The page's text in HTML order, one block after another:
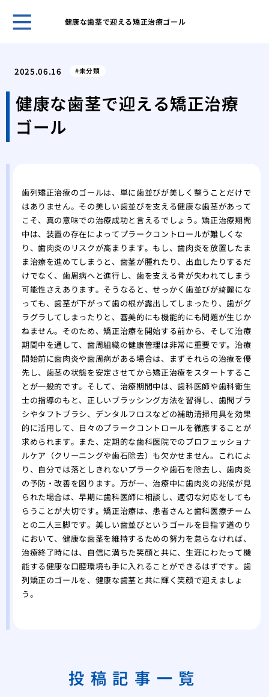
健康な歯茎で迎える矯正治療ゴール
美
の詳
2025.06.16 未分類
健康な歯茎で迎える矯正治療
ゴール
歯列矯正治療のゴールは、単に歯並びが美しく整うことだけで
はありません。その美しい歯並びを支える健康な歯茎があって
こそ、真の意味での治療成功と言えるでしょう。矯正治療期間
中は、装置の存在によってプラークコントロールが難しくな
り、歯肉炎のリスクが高まります。もし、歯肉炎を放置したま
ま治療を進めてしまうと、歯茎が腫れたり、出血したりするだ
けでなく、歯周病へと進行し、歯を支える骨が失われてしまう
可能性さえあります。そうなると、せっかく歯並びが綺麗にな
っても、歯茎が下がって歯の根が露出してしまったり、歯がグ
ラグラしてしまったりと、審美的にも機能的にも問題が生じか
ねません。そのため、矯正治療を開始する前から、そして治療
期間中を通して、歯周組織の健康管理は非常に重要です。治療
開始前に歯肉炎や歯周病がある場合は、まずそれらの治療を優
先し、歯茎の状態を安定させてから矯正治療をスタートするこ
とが一般的です。そして、治療期間中は、歯科医師や歯科衛生
士の指導のもと、正しいブラッシング方法を習得し、歯間ブラ
シやタフトブラシ、デンタルフロスなどの補助清掃用具を効果
的に活用して、日々のプラークコントロールを徹底することが
求められます。また、定期的な歯科医院でのプロフェッショナ
ルケア（クリーニングや歯石除去）も欠かせません。これによ
り、自分では落としきれないプラークや歯石を除去し、歯肉炎
の予防・改善を図ります。万が一、治療中に歯肉炎の兆候が見
られた場合は、早期に歯科医師に相談し、適切な対応をしても
らうことが大切です。矯正治療は、患者さんと歯科医療チーム
との二人三脚です。美しい歯並びというゴールを目指す道のり
において、健康な歯茎を維持するための努力を怠らなければ、
治療終了時には、自信に満ちた笑顔と共に、生涯にわたって機
能する健康な口腔環境も手に入れることができるはずです。歯
列矯正のゴールを、健康な歯茎と共に輝く笑顔で迎えましょ
う。
投稿記事一覧